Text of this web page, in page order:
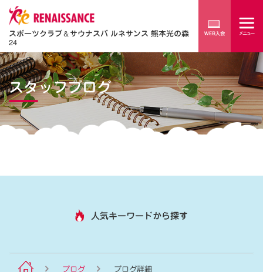
スポーツクラブ＆サウナスパ ルネサンス 熊本光の森
24
スタッフブログ
人気キーワードから探す
ブログ ブログ詳細